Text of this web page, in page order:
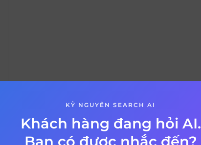
VỀ BÀI VIẾT
KỶ NGUYÊN SEARCH AI
Khách hàng đang hỏi AI.
Bạn có được nhắc đến?